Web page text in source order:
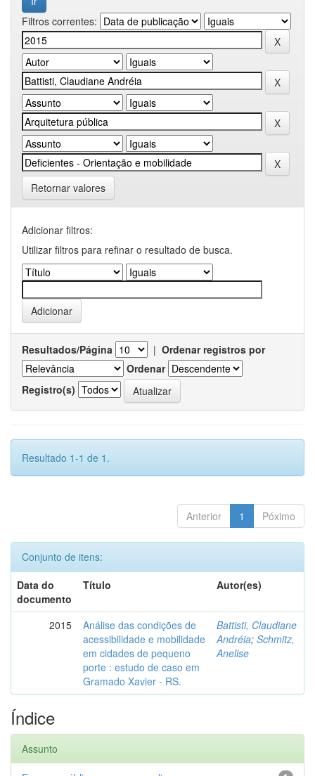
Filtros correntes:
Retornar valores
Adicionar filtros:
Utilizar filtros para refinar o resultado de busca.
Resultados/Página | Ordenar registros por
Ordenar
Registro(s)
Resultado 1-1 de 1.
Anterior 1 Póximo
Conjunto de itens:
Data do
documento
Título Autor(es)
2015
Análise das condições de
acessibilidade e mobilidade
em cidades de pequeno
porte : estudo de caso em
Gramado Xavier - RS.
Battisti, Claudiane
Andréia; Schmitz,
Anelise
Índice
Assunto